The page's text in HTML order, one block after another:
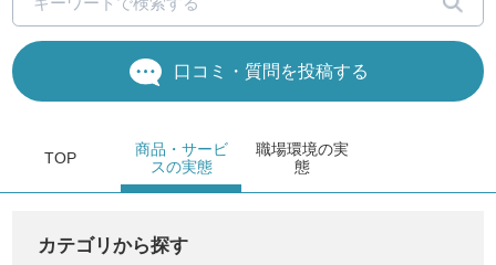
口コミ・質問を投稿する
TOP
商品・サービ
スの実態
職場環境の実
態
カテゴリから探す